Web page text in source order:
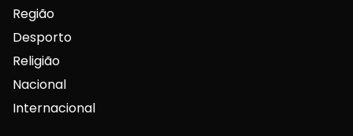
Região
Desporto
Religião
Nacional
Internacional